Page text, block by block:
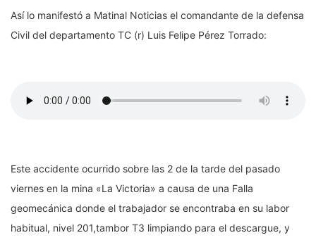
Así lo manifestó a Matinal Noticias el comandante de la defensa
Civil del departamento TC (r) Luis Felipe Pérez Torrado:
Este accidente ocurrido sobre las 2 de la tarde del pasado
viernes en la mina «La Victoria» a causa de una Falla
geomecánica donde el trabajador se encontraba en su labor
habitual, nivel 201,tambor T3 limpiando para el descargue, y